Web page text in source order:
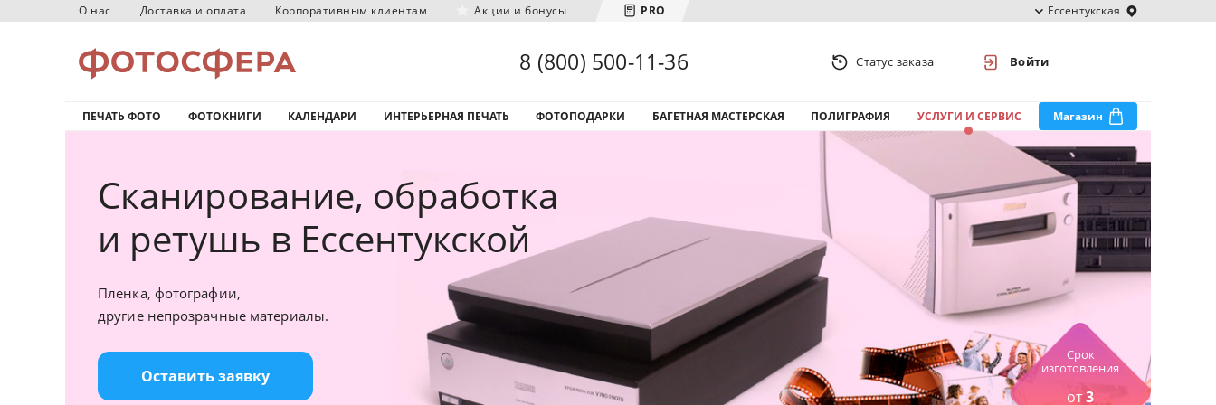
О нас Доставка и оплата Корпоративным клиентам Акции и бонусы PRO Ессентукская
Загрузка городов...
8 (800) 500-11-36 Статус заказа Войти
ПЕЧАТЬ ФОТО ФОТОКНИГИ КАЛЕНДАРИ ИНТЕРЬЕРНАЯ ПЕЧАТЬ ФОТОПОДАРКИ БАГЕТНАЯ МАСТЕРСКАЯ ПОЛИГРАФИЯ УСЛУГИ И СЕРВИС Магазин
Сканирование, обработка
и ретушь в Ессентукской
Пленка, фотографии,
другие непрозрачные материалы.
Срок
изготовления
от3
Оставить заявку